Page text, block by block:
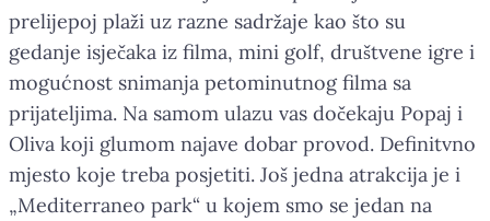
prelijepoj plaži uz razne sadržaje kao što su
gedanje isječaka iz filma, mini golf, društvene igre i
mogućnost snimanja petominutnog filma sa
prijateljima. Na samom ulazu vas dočekaju Popaj i
Oliva koji glumom najave dobar provod. Definitvno
mjesto koje treba posjetiti. Još jedna atrakcija je i
„Mediterraneo park“ u kojem smo se jedan na